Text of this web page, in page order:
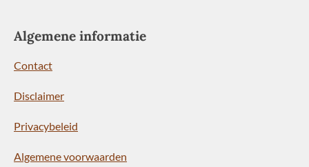
Algemene informatie
Contact
Disclaimer
Privacybeleid
Algemene voorwaarden